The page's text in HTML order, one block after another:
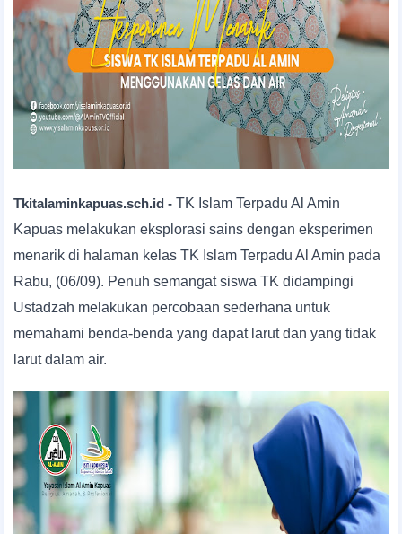
Tkitalaminkapuas.sch.id - TK Islam Terpadu Al Amin
Kapuas melakukan eksplorasi sains dengan eksperimen
menarik di halaman kelas TK Islam Terpadu Al Amin pada
Rabu, (06/09). Penuh semangatsiswa TK didampingi
Ustadzah melakukan percobaan sederhana untuk
memahami benda-benda yang dapat larut dan yang tidak
larut dalam air.